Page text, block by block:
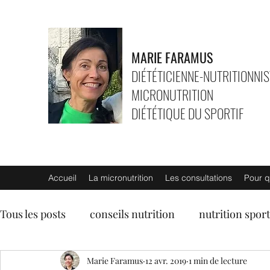
MARIE FARAMUS
DIÉTÉTICIENNE-
MICRONUTRITION
DIÉTÉTIQUE DU SPORTIF
Accueil La micronutrition Les consultations Pour
Tous les posts conseils nutrition nutrition
soupes plats végétariens
Marie Faramus 12 avr. 2019 1 min de lecture